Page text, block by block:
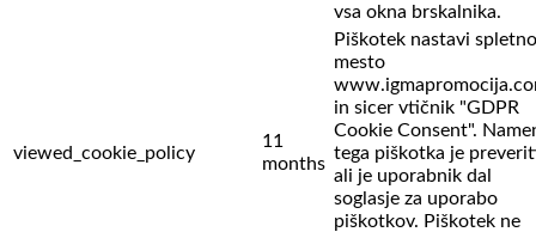
vsa okna brskalnika.
viewed_cookie_policy
11
months
Piškotek nastavi spletno
mesto
in sicer vtičnik "GDPR
Cookie Consent".
tega piškotka je
ali je uporabnik dal
soglasje za uporabo
piškotkov. Piškotek ne